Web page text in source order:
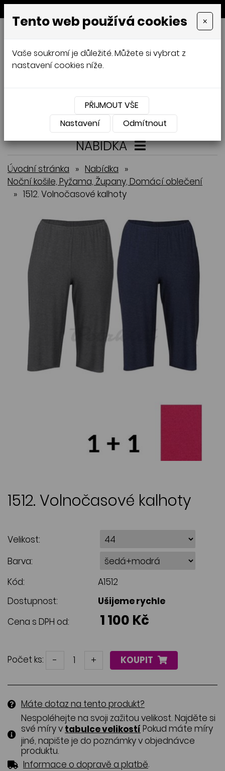
MENU
GALAMODA-XXL
Jana Mládková
XXL,ČESKÁ VÝROBA
Přihlásit Košík 0
NABÍDKA
Úvodní stránka » Nabídka »
Noční košile, Pyžama, Župany, Domácí oblečení
» 1512. Volnočasové kalhoty
1512. Volnočasové kalhoty
Velikost:
Barva:
Kód:
A1512
Dostupnost:
Ušijeme rychle
Cena s DPH od:
1 100 Kč
Počet ks: - + KOUPIT
Máte dotaz na tento produkt?
Nespoléhejte na svoji zažitou velikost. Najděte si
své míry v tabulce velikostí Pokud máte míry
jiné, napište je do poznámky v objednávce
produktu.
Informace o dopravě a platbě.
Tento web používá cookies ×
Vaše soukromí je důležité. Můžete si vybrat z
nastavení cookies níže.
PŘIJMOUT VŠE
Nastavení
Odmítnout